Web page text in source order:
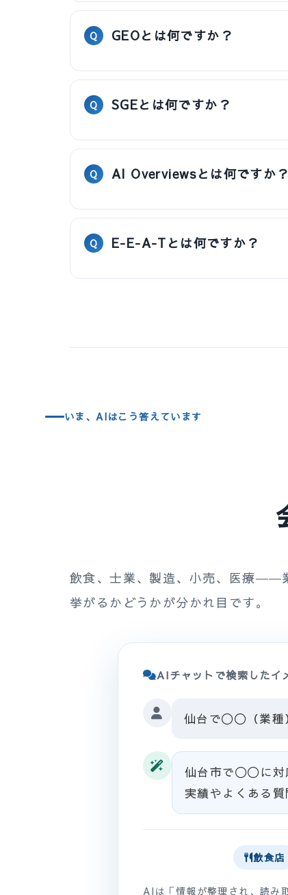
GEOとは何ですか？
SGEとは何ですか？
AI Overviewsとは何ですか？
E-E-A-Tとは何ですか？
いま、AIはこう答えています
飲食、士業、製造、小売、医療――
挙がるかどうかが分かれ目です。
AIチャットで検索したイ
仙台で〇〇（業
仙台市で〇〇に対
実績やよくある
飲食店
AIは「情報が整理され、読み